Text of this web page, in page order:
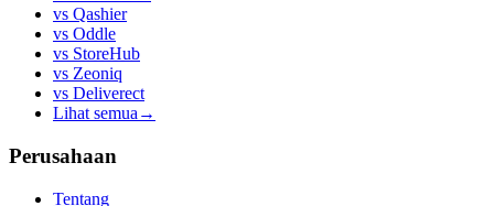
vs Qashier
vs Oddle
vs StoreHub
vs Zeoniq
vs Deliverect
Lihat semua →
Perusahaan
Tentang